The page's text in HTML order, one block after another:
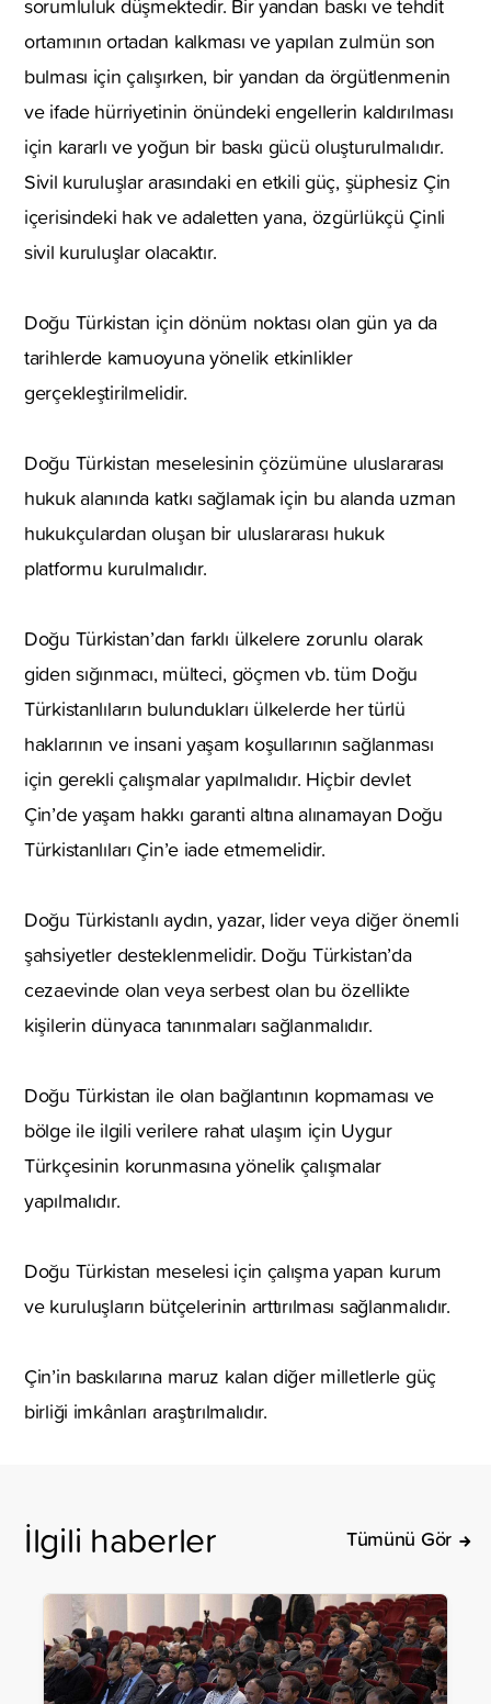
sorumluluk düşmektedir. Bir yandan baskı ve tehdit
ortamının ortadan kalkması ve yapılan zulmün son
bulması için çalışırken, bir yandan da örgütlenmenin
ve ifade hürriyetinin önündeki engellerin kaldırılması
için kararlı ve yoğun bir baskı gücü oluşturulmalıdır.
Sivil kuruluşlar arasındaki en etkili güç, şüphesiz Çin
içerisindeki hak ve adaletten yana, özgürlükçü Çinli
sivil kuruluşlar olacaktır.
Doğu Türkistan için dönüm noktası olan gün ya da
tarihlerde kamuoyuna yönelik etkinlikler
gerçekleştirilmelidir.
Doğu Türkistan meselesinin çözümüne uluslararası
hukuk alanında katkı sağlamak için bu alanda uzman
hukukçulardan oluşan bir uluslararası hukuk
platformu kurulmalıdır.
Doğu Türkistan’dan farklı ülkelere zorunlu olarak
giden sığınmacı, mülteci, göçmen vb. tüm Doğu
Türkistanlıların bulundukları ülkelerde her türlü
haklarının ve insani yaşam koşullarının sağlanması
için gerekli çalışmalar yapılmalıdır. Hiçbir devlet
Çin’de yaşam hakkı garanti altına alınamayan Doğu
Türkistanlıları Çin’e iade etmemelidir.
Doğu Türkistanlı aydın, yazar, lider veya diğer önemli
şahsiyetler desteklenmelidir. Doğu Türkistan’da
cezaevinde olan veya serbest olan bu özellikte
kişilerin dünyaca tanınmaları sağlanmalıdır.
Doğu Türkistan ile olan bağlantının kopmaması ve
bölge ile ilgili verilere rahat ulaşım için Uygur
Türkçesinin korunmasına yönelik çalışmalar
yapılmalıdır.
Doğu Türkistan meselesi için çalışma yapan kurum
ve kuruluşların bütçelerinin arttırılması sağlanmalıdır.
Çin’in baskılarına maruz kalan diğer milletlerle güç
birliği imkânları araştırılmalıdır.
İlgili haberler Tümünü Gör